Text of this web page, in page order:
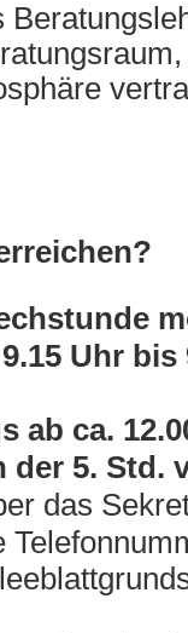
Uhr bis
ab ca.
5. Std.
das